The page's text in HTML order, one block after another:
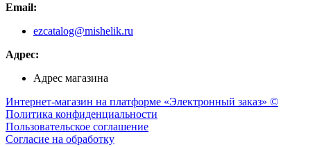
Email:
ezcatalog@mishelik.ru
Адрес:
Адрес магазина
Интернет-магазин на платформе «Электронный заказ» ©
Политика конфиденциальности
Пользовательское соглашение
Согласие на обработку